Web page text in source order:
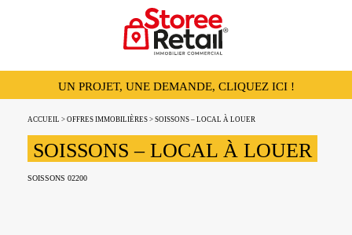
UN PROJET, UNE DEMANDE, CLIQUEZ ICI !
ACCUEIL > OFFRES IMMOBILIÈRES > SOISSONS – LOCAL À LOUER
SOISSONS – LOCAL À LOUER
SOISSONS 02200